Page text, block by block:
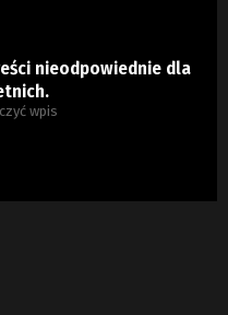
nieodpowiednie dla
wpis